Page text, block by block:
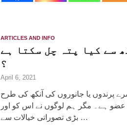
ARTICLES AND INFO
سے کیا پتہ چل سکتا ہے
؟
April 6, 2021
پرندوں یا جانوروں کی آنکھ کی طرح
عضو ہے۔ مگر ہم لوگوں نے اس کو اور
بڑی تصوراتی خیالات سے …